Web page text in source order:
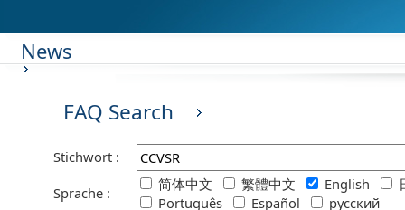
News
FAQ Search
Stichwort :
Sprache :
简体中文 繁體中文 English
Português
Español русский